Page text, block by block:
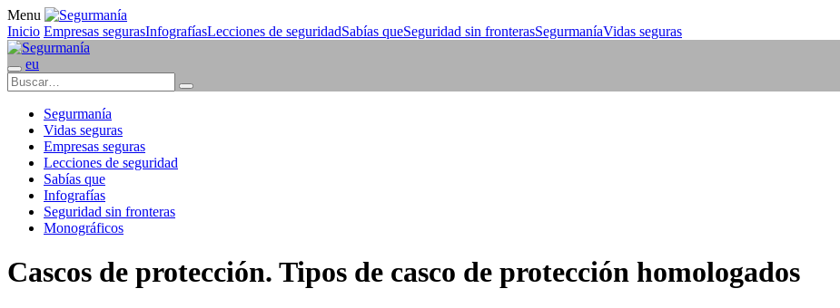
Menu
Inicio Empresas segurasInfografíasLecciones de seguridadSabías queSeguridad sin fronterasSegurmaníaVidas seguras
eu
Segurmanía
Vidas seguras
Empresas seguras
Lecciones de seguridad
Sabías que
Infografías
Seguridad sin fronteras
Monográficos
Cascos de protección. Tipos de casco de protección homologados